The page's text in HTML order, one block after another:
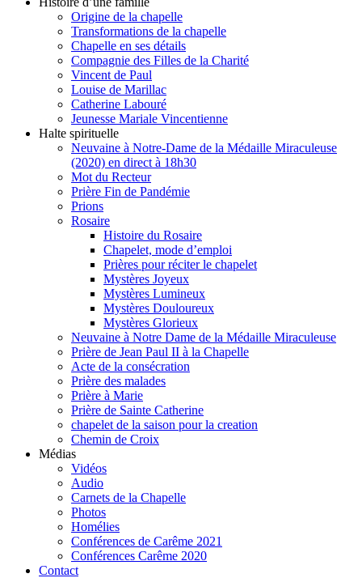
Origine de la chapelle
Transformations de la chapelle
Chapelle en ses détails
Compagnie des Filles de la Charité
Vincent de Paul
Louise de Marillac
Catherine Labouré
Jeunesse Mariale Vincentienne
Halte spirituelle
Neuvaine à Notre-Dame de la Médaille Miraculeuse
(2020) en direct à 18h30
Mot du Recteur
Prière Fin de Pandémie
Prions
Rosaire
Histoire du Rosaire
Chapelet, mode d’emploi
Prières pour réciter le chapelet
Mystères Joyeux
Mystères Lumineux
Mystères Douloureux
Mystères Glorieux
Neuvaine à Notre Dame de la Médaille Miraculeuse
Prière de Jean Paul II à la Chapelle
Acte de la consécration
Prière des malades
Prière à Marie
Prière de Sainte Catherine
chapelet de la saison pour la creation
Chemin de Croix
Médias
Vidéos
Audio
Carnets de la Chapelle
Photos
Homélies
Conférences de Carême 2021
Conférences Carême 2020
Contact